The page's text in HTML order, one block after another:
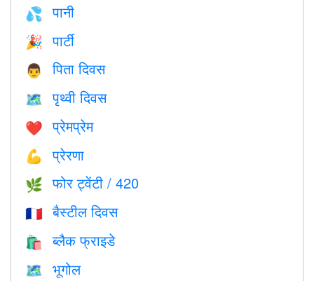
💦 पानी
🎉 पार्टी
👨 पिता दिवस
🗺️ पृथ्वी दिवस
❤️️ प्रेमप्रेम
💪 प्रेरणा
🌿 फोर ट्वेंटी / 420
🇫🇷 बैस्टील दिवस
🛍 ब्लैक फ्राइडे
🗺 भूगोल